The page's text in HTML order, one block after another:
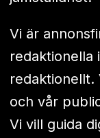
Vi är
redaktionella
redaktionellt.
och vår
Vi vill guida